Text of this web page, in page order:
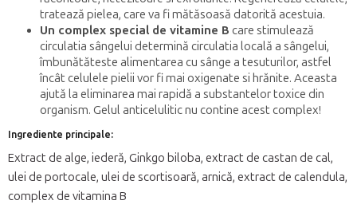
tratează pielea, care va fi mătăsoasă datorită acestuia.
Un complex special de vitamine B care stimulează
circulatia sângelui determină circulatia locală a sângelui,
îmbunătăteste alimentarea cu sânge a tesuturilor, astfel
încât celulele pielii vor fi mai oxigenate si hrănite. Aceasta
ajută la eliminarea mai rapidă a substantelor toxice din
organism. Gelul anticelulitic nu contine acest complex!
Ingrediente principale:
Extract de alge, iederă, Ginkgo biloba, extract de castan de cal,
ulei de portocale, ulei de scortisoară, arnică, extract de calendula,
complex de vitamina B